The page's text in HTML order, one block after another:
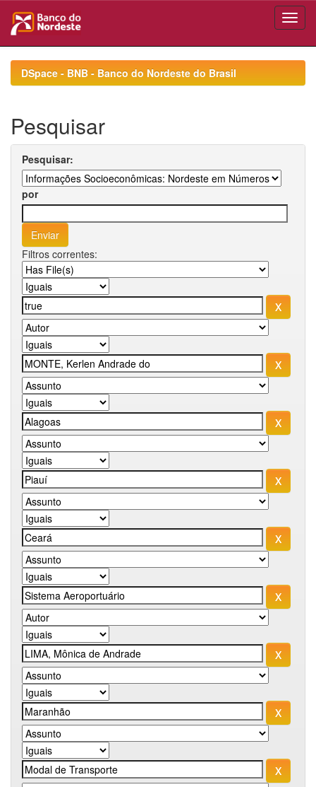
navigationDSpace - BNB - Banco do Nordeste do Brasil
Pesquisar
Pesquisar:
por
Filtros correntes: